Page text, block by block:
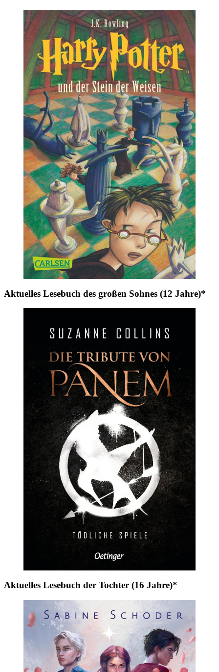
Aktuelles Lesebuch des großen Sohnes (12 Jahre)*
Aktuelles Lesebuch der Tochter (16 Jahre)*